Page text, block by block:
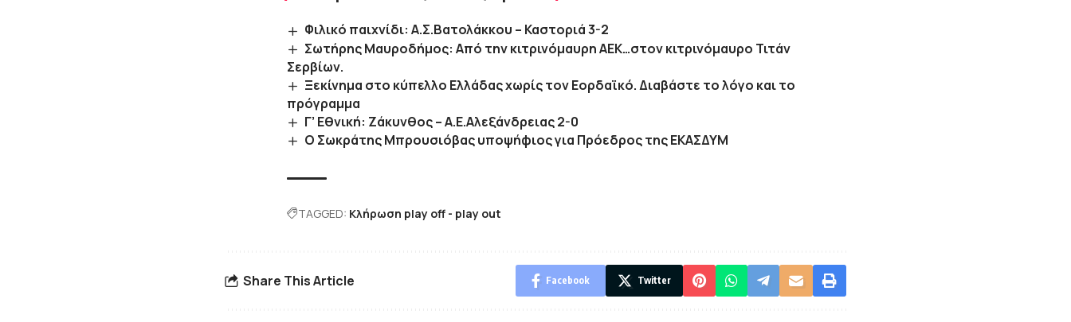
Φιλικό παιχνίδι: Α.Σ.Βατολάκκου – Καστοριά 3-2
Σωτήρης Μαυροδήμος: Από την κιτρινόμαυρη ΑΕΚ…στον κιτρινόμαυρο Τιτάν
Σερβίων.
Ξεκίνημα στο κύπελλο Ελλάδας χωρίς τον Εορδαϊκό. Διαβάστε το λόγο και το
πρόγραμμα
Γ’ Εθνική: Ζάκυνθος – Α.Ε.Αλεξάνδρειας 2-0
Ο Σωκράτης Μπρουσιόβας υποψήφιος για Πρόεδρος της ΕΚΑΣΔΥΜ
TAGGED: Κλήρωση play off - play out
Share This Article Facebook Twitter